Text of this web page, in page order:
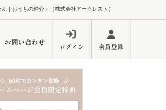
｜おうちの仲介＋（株式会社アークレスト）
ション ブログ
お問い合わせ ログイン 会員登録